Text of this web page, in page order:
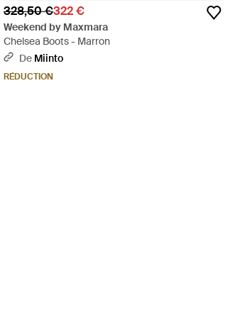
328,50 €322 €
Weekend by Maxmara
Chelsea Boots - Marron
De Miinto
RÉDUCTION